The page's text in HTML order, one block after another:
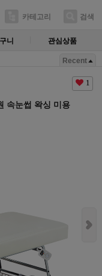
카테고리 검색
니 관심상품
Recent
1
속눈썹 왁싱 미용